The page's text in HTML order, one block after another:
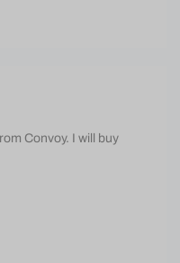
Convoy. I will buy